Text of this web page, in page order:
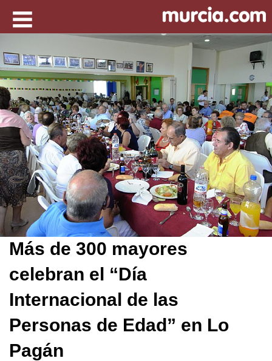
Más de 300 mayores
celebran el “Día
Internacional de las
Personas de Edad” en Lo
Pagán